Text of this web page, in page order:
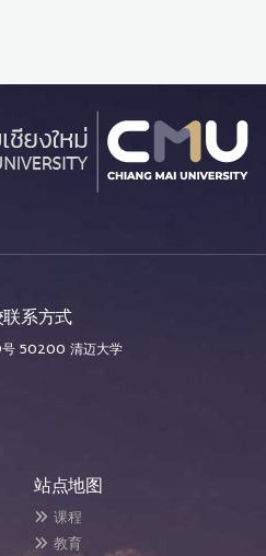
系方式
号 50200 清迈大学
站点地图
课程
教育